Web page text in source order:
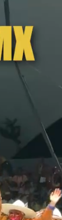
TOURS PRIVADOS